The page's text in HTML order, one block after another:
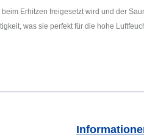
Erhitzen freigesetzt wird und der
was sie perfekt für die hohe